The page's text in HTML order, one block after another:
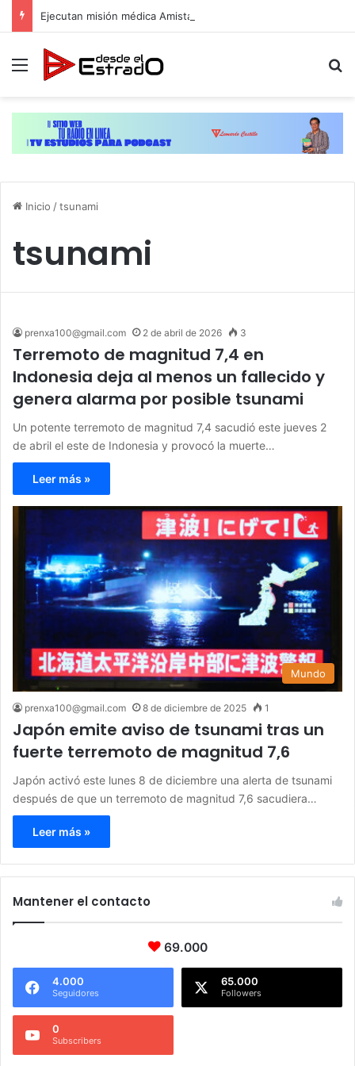
Ejecutan misión médica Amistad 2026 en La Vega
Menú
Inicio /tsunami
tsunami
prenxa100@gmail.com 2 de abril de 2026 3
Terremoto de magnitud 7,4 en
Indonesia deja al menos un fallecido y
genera alarma por posible tsunami
Un potente terremoto de magnitud 7,4 sacudió este jueves 2
de abril el este de Indonesia y provocó la muerte…
Leer más »
Mundo
prenxa100@gmail.com 8 de diciembre de 2025 1
Japón emite aviso de tsunami tras un
fuerte terremoto de magnitud 7,6
Japón activó este lunes 8 de diciembre una alerta de tsunami
después de que un terremoto de magnitud 7,6 sacudiera…
Leer más »
Mantener el contacto
69.000
4.000
Seguidores
65.000
Followers
0
Subscribers